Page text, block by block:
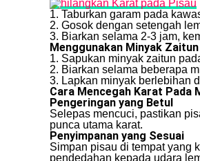
1. Taburkan garam pada
2. Gosok dengan setengah
3. Biarkan selama 2-3 jam,
Menggunakan Minyak Zaitun
1. Sapukan minyak zaitun
2. Biarkan selama beberapa
3. Lapkan minyak berlebihan
Cara Mencegah Karat Pada
Pengeringan yang Betul
Selepas mencuci, pastikan
punca utama karat.
Penyimpanan yang Sesuai
Simpan pisau di tempat yang
pendedahan kepada udara